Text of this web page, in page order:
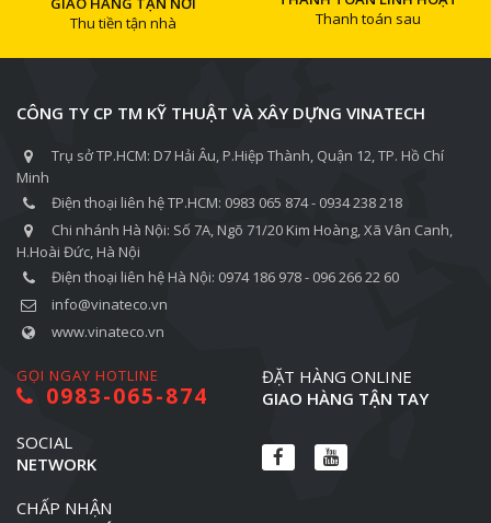
Thu tiền tận nhà
Thanh toán sau
CÔNG TY CP TM KỸ THUẬT VÀ XÂY DỰNG VINATECH
Trụ sở TP.HCM: D7 Hải Âu, P.Hiệp Thành, Quận 12, TP. Hồ Chí
Minh
Điện thoại liên hệ TP.HCM: 0983 065 874 - 0934 238 218
Chi nhánh Hà Nội: Số 7A, Ngõ 71/20 Kim Hoàng, Xã Vân Canh,
H.Hoài Đức, Hà Nội
Điện thoại liên hệ Hà Nội: 0974 186 978 - 096 266 22 60
info@vinateco.vn
www.vinateco.vn
GỌI NGAY HOTLINE
0983-065-874
ĐẶT HÀNG ONLINE
GIAO HÀNG TẬN TAY
SOCIAL
NETWORK
CHẤP NHẬN